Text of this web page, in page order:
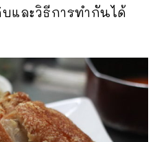
บและวิธีการทำกันได้